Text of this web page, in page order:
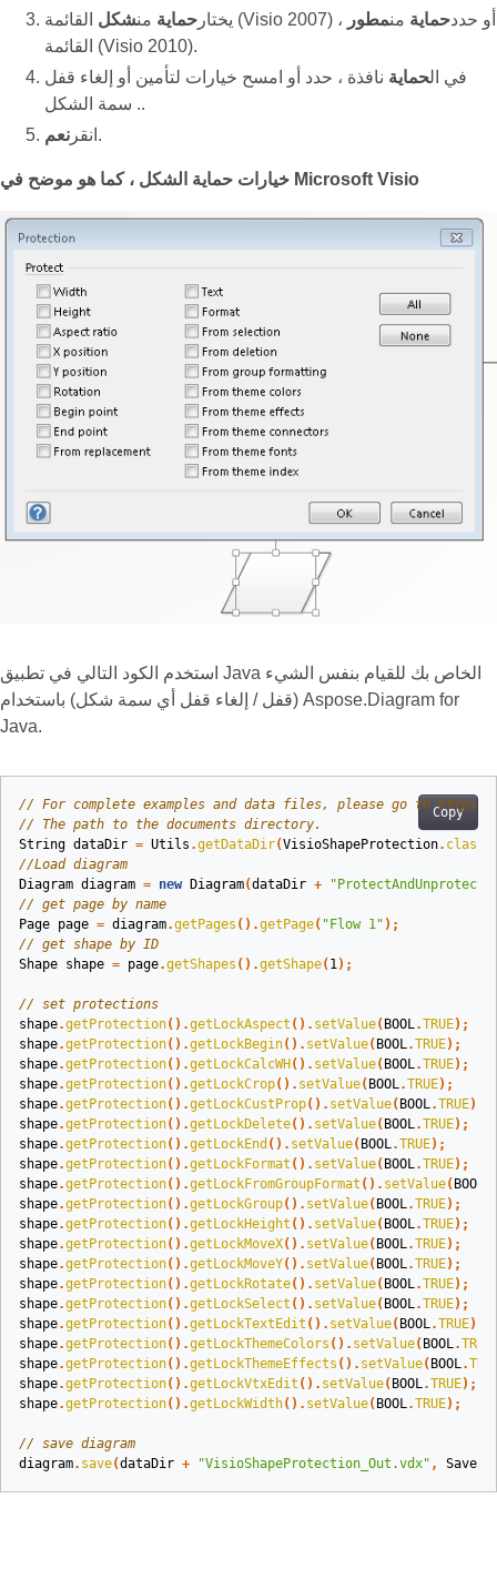
يختار حماية منشكل القائمة (Visio 2007) ، أو حددحماية منمطور
القائمة (Visio 2010).
في الحماية نافذة ، حدد أو امسح خيارات لتأمين أو إلغاء قفل
سمة الشكل ..
انقر نعم .
خيارات حماية الشكل ، كما هو موضح في Microsoft Visio
استخدم الكود التالي في تطبيق Java الخاص بك للقيام بنفس الشيء
(قفل / إلغاء قفل أي سمة شكل) باستخدام Aspose.Diagram for
Java.
Copy
// For complete examples and data files, please go to https://
// The path to the documents directory.
String dataDir = Utils .getDataDir(VisioShapeProtection. class
//Load diagram
Diagram diagram = new Diagram(dataDir +
// get page by name
Page page = diagram.getPages ().getPage( "Flow 1" );
// get shape by ID
Shape shape = page.getShapes ().getShape( 1);
// set protections
shape.getProtection().getLockAspect (). setValue( BOOL.TRUE);
shape.getProtection().getLockBegin(). setValue( BOOL.TRUE);
shape.getProtection().getLockCalcWH (). setValue( BOOL.TRUE);
shape.getProtection().getLockCrop(). setValue( BOOL.TRUE);
shape.getProtection().getLockCustProp(). setValue( BOOL.TRUE);
shape.getProtection().getLockDelete(). setValue( BOOL.TRUE);
shape.getProtection().getLockEnd (). setValue( BOOL.TRUE);
shape.getProtection().getLockFormat (). setValue( BOOL.TRUE);
shape.getProtection().getLockFromGroupFormat (). setValue( BOOL
shape.getProtection().getLockGroup(). setValue( BOOL.TRUE);
shape.getProtection().getLockHeight (). setValue( BOOL.TRUE);
shape.getProtection().getLockMoveX(). setValue( BOOL.TRUE);
shape.getProtection().getLockMoveY(). setValue( BOOL.TRUE);
shape.getProtection().getLockRotate(). setValue( BOOL.TRUE);
shape.getProtection().getLockSelect (). setValue( BOOL.TRUE);
shape.getProtection().getLockTextEdit (). setValue( BOOL.TRUE);
shape.getProtection().getLockThemeColors (). setValue( BOOL.TRUE
shape.getProtection().getLockThemeEffects (). setValue( BOOL.
shape.getProtection().getLockVtxEdit (). setValue( BOOL.TRUE);
shape.getProtection().getLockWidth(). setValue( BOOL.TRUE);
// save diagram
diagram. save(dataDir + "VisioShapeProtection_Out.vdx" ,